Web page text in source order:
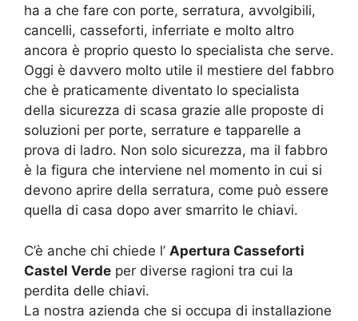
ha a che fare con porte, serratura, avvolgibili,
cancelli, casseforti, inferriate e molto altro
ancora è proprio questo lo specialista che serve.
Oggi è davvero molto utile il mestiere del fabbro
che è praticamente diventato lo specialista
della sicurezza di scasa grazie alle proposte di
soluzioni per porte, serrature e tapparelle a
prova di ladro. Non solo sicurezza, ma il fabbro
è la figura che interviene nel momento in cui si
devono aprire della serratura, come può essere
quella di casa dopo aver smarrito le chiavi.
C’è anche chi chiede l’ Apertura Casseforti
Castel Verde per diverse ragioni tra cui la
perdita delle chiavi.
La nostra azienda che si occupa di installazione